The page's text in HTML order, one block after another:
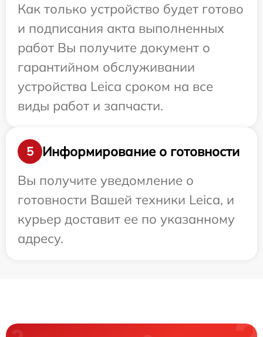
Как только устройство будет готово
и подписания акта выполненных
работ Вы получите документ о
гарантийном обслуживании
устройства Leica сроком на все
виды работ и запчасти.
5
Информирование о готовности
Вы получите уведомление о
готовности Вашей техники Leica, и
курьер доставит ее по указанному
адресу.